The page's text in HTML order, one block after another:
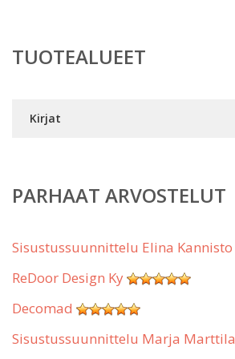
TUOTEALUEET
Kirjat
PARHAAT ARVOSTELUT
Sisustussuunnittelu Elina Kannisto
ReDoor Design Ky
Decomad
Sisustussuunnittelu Marja Marttila